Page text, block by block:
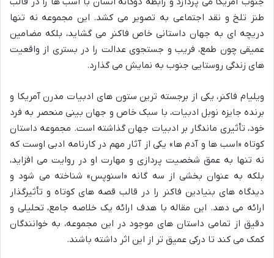
طنز تلخ و نقد اجتماعی به تصویر می کشد. این مجموعه نه تنها
دریچه ای به جهان داستانی خاص فاکنر می گشاید، بلکه مضامین
عمیقی چون طمع، فریب و جستجوی عدالت را در بستری از واقعیت
های زندگی روستایی جنوب به نمایش می گذارد.
ویلیام فاکنر، یکی از برجسته ترین ستون های ادبیات مدرن آمریکا و
برنده جایزه نوبل ادبیات، با سبک خاص و جهان بینی منحصر به فرد
خود، تأثیری ماندگار بر ادبیات جهان گذاشته است. مجموعه داستان
کوتاه «اسب ها و آدم ها» یکی از آثار مهم در کارنامه ادبی اوست که
نه تنها به عمق شخصیت پردازی و مهارت او در روایت می افزاید،
بلکه به عنوان بخشی از سه گانه «اسنوپس» شناخته می شود و
دیدگاه های بنیادین فاکنر را در قالب قصه های کوتاه و تأثیرگذار
ارائه می دهد. این مقاله با هدف ارائه یک خلاصه جامع، تحلیلی و
دقیق از تمامی داستان های موجود در این مجموعه، به خوانندگان
کمک می کند تا درکی عمیق تر از این اثر داشته باشند.